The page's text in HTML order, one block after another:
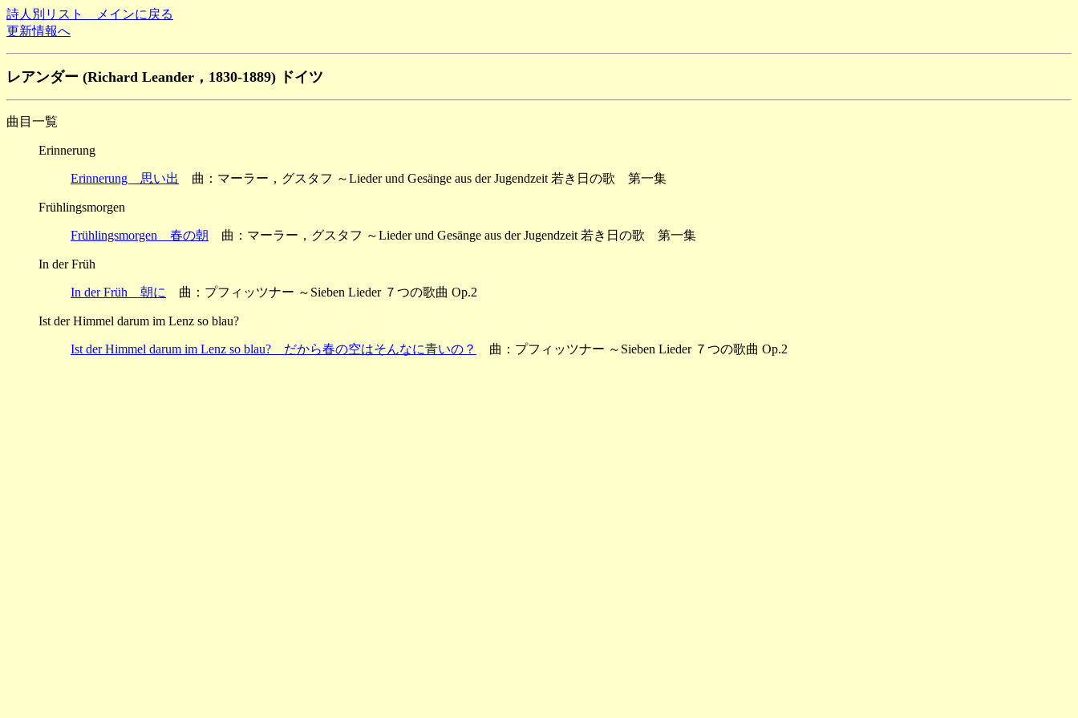
詩人別リスト メインに戻る
更新情報へ
レアンダー (Richard Leander，1830-1889) ドイツ
曲目一覧
Erinnerung
Erinnerung 思い出 曲：マーラー，グスタフ ～Lieder und Gesänge aus der Jugendzeit 若き日の歌 第一集
Frühlingsmorgen
Frühlingsmorgen 春の朝 曲：マーラー，グスタフ ～Lieder und Gesänge aus der Jugendzeit 若き日の歌 第一集
In der Früh
In der Früh 朝に 曲：プフィッツナー ～Sieben Lieder ７つの歌曲 Op.2
Ist der Himmel darum im Lenz so blau?
Ist der Himmel darum im Lenz so blau? だから春の空はそんなに青いの？ 曲：プフィッツナー ～Sieben Lieder ７つの歌曲 Op.2